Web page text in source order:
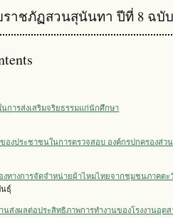
ราชภัฏสวนสุนันทา ปีที่ 8 ฉบั
การส่งเสริมจริยธรรมแก่นักศึกษา
องประชาชนในการตรวจสอบ องค์กรปกครองส่ว
งทางการจัดจำหน่ายผ้าไหมไทยจากชุมชนภาคตะ
นธุ์
นส่งผลต่อประสิทธิภาพการทำงานของโรงงานอุต